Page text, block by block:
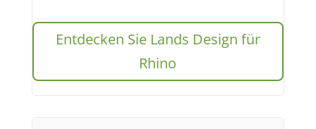
Entdecken Sie Lands Design für
Rhino